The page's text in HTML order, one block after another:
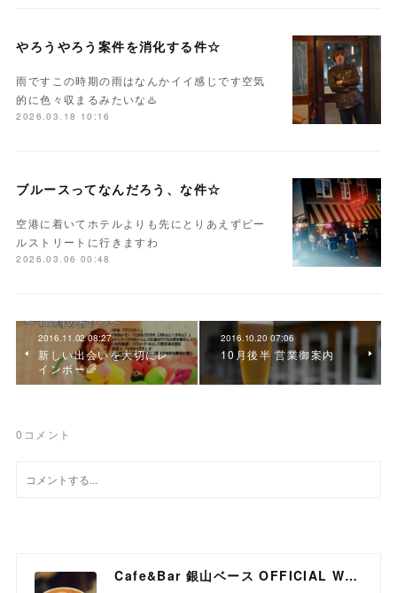
やろうやろう案件を消化する件☆
雨ですこの時期の雨はなんかイイ感じです空気
的に色々収まるみたいな♨️
2026.03.18 10:16
ブルースってなんだろう、な件☆
空港に着いてホテルよりも先にとりあえずビー
ルストリートに行きますわ
2026.03.06 00:48
2016.11.02 08:27
新しい出会いを大切にレ
インボー🌈
2016.10.20 07:06
10月後半 営業御案内
0 コメント
Cafe&Bar 銀山ベース OFFICIAL WEB SITE